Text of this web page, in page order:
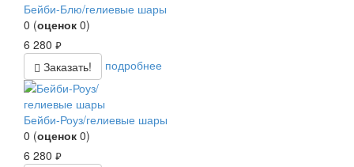
Бейби-Блю/гелиевые шары
0 (оценок 0)
6 280 руб.
Заказать! подробнее
Бейби-Роуз/гелиевые шары
0 (оценок 0)
6 280 руб.